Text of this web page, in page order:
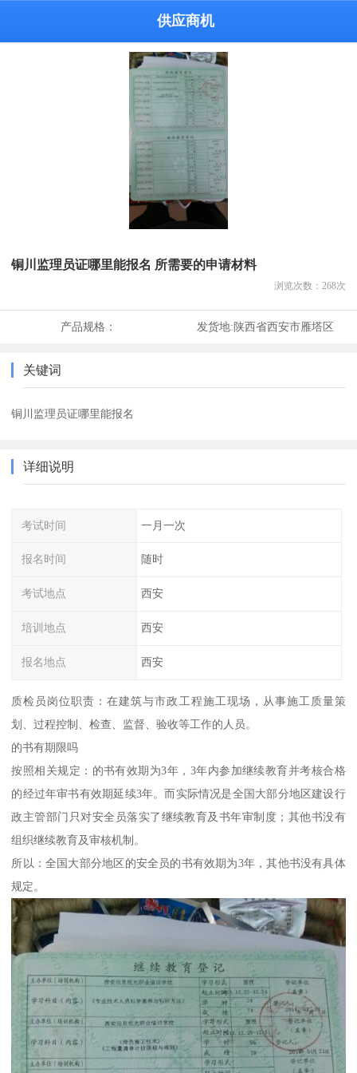
供应商机
铜川监理员证哪里能报名 所需要的申请材料
浏览次数： 268次
产品规格： 发货地:陕西省西安市雁塔区
关键词
铜川监理员证哪里能报名
详细说明
考试时间 一月一次
报名时间 随时
考试地点 西安
培训地点 西安
报名地点 西安
质检员岗位职责：在建筑与市政工程施工现场，从事施工质量策
划、过程控制、检查、监督、验收等工作的人员。
的书有期限吗
按照相关规定：的书有效期为3年，3年内参加继续教育并考核合格
的经过年审书有效期延续3年。而实际情况是全国大部分地区建设行
政主管部门只对安全员落实了继续教育及书年审制度；其他书没有
组织继续教育及审核机制。
所以：全国大部分地区的安全员的书有效期为3年，其他书没有具体
规定。